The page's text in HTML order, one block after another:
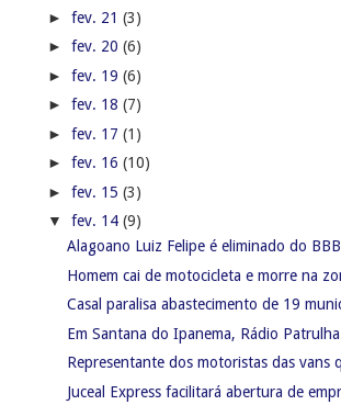
► fev. 21 (3)
► fev. 20 (6)
► fev. 19 (6)
► fev. 18 (7)
► fev. 17 (1)
► fev. 16 (10)
► fev. 15 (3)
▼ fev. 14 (9)
Alagoano Luiz Felipe é eliminado do
Homem cai de motocicleta e morre na
Casal paralisa abastecimento de 19
Em Santana do Ipanema, Rádio
Representante dos motoristas das vans
Juceal Express facilitará abertura de